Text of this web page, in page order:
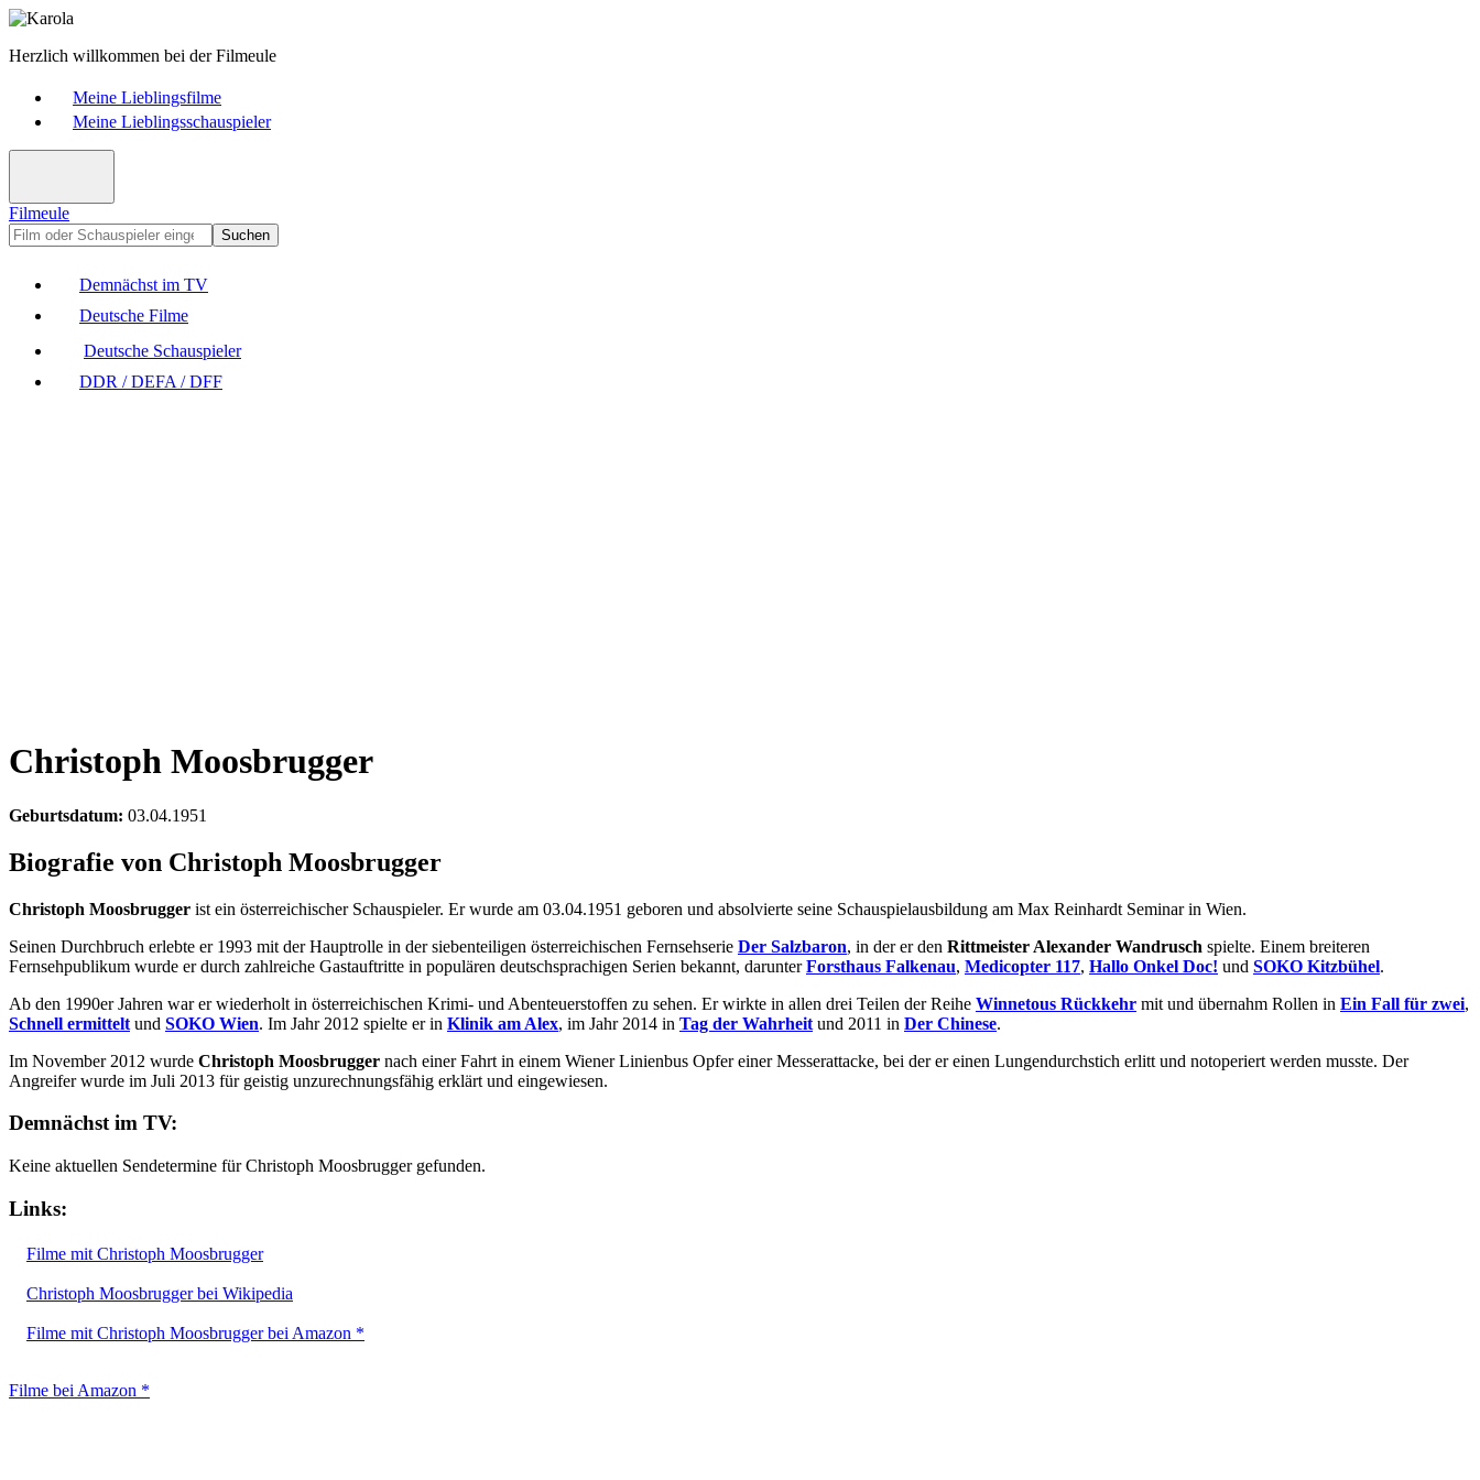
Herzlich willkommen bei der Filmeule
Meine Lieblingsfilme
Meine Lieblingsschauspieler
Filmeule
Suchen
Demnächst im TV
Deutsche Filme
Deutsche Schauspieler
DDR / DEFA / DFF
Christoph Moosbrugger
Geburtsdatum: 03.04.1951
Biografie von Christoph Moosbrugger
Christoph Moosbrugger ist ein österreichischer Schauspieler. Er wurde am 03.04.1951 geboren und absolvierte seine Schauspielausbildung am Max Reinhardt Seminar in Wien.
Seinen Durchbruch erlebte er 1993 mit der Hauptrolle in der siebenteiligen österreichischen Fernsehserie Der Salzbaron, in der er den Rittmeister Alexander Wandrusch spielte. Einem breiteren
Fernsehpublikum wurde er durch zahlreiche Gastauftritte in populären deutschsprachigen Serien bekannt, darunterForsthaus Falkenau, Medicopter 117, Hallo Onkel Doc! und SOKO Kitzbühel.
Ab den 1990er Jahren war er wiederholt in österreichischen Krimi- und Abenteuerstoffen zu sehen. Er wirkte in allen drei Teilen der Reihe Winnetous Rückkehr mit und übernahm Rollen in Ein Fall für zwei,
Schnell ermittelt und SOKO Wien. Im Jahr 2012 spielte er in Klinik am Alex, im Jahr 2014 in Tag der Wahrheit und 2011 in Der Chinese.
Im November 2012 wurde Christoph Moosbrugger nach einer Fahrt in einem Wiener Linienbus Opfer einer Messerattacke, bei der er einen Lungendurchstich erlitt und notoperiert werden musste. Der
Angreifer wurde im Juli 2013 für geistig unzurechnungsfähig erklärt und eingewiesen.
Demnächst im TV:
Keine aktuellen Sendetermine für Christoph Moosbrugger gefunden.
Links:
Filme mit Christoph Moosbrugger
Christoph Moosbrugger bei Wikipedia
Filme mit Christoph Moosbrugger bei Amazon *
Filme bei Amazon *